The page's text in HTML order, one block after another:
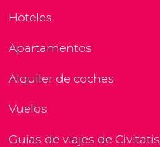
Hoteles
Apartamentos
Alquiler de coches
Vuelos
Guías de viajes de Civitatis